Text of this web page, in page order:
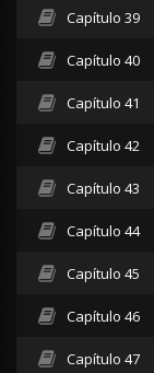
Capítulo 39
Capítulo 40
Capítulo 41
Capítulo 42
Capítulo 43
Capítulo 44
Capítulo 45
Capítulo 46
Capítulo 47